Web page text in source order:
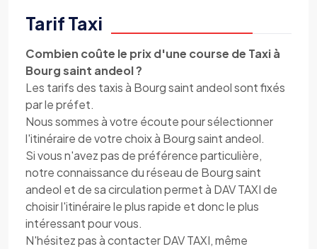
Tarif Taxi
Combien coûte le prix d'une course de Taxi à
Bourg saint andeol ?
Les tarifs des taxis à Bourg saint andeol sont fixés
par le préfet.
Nous sommes à votre écoute pour sélectionner
l'itinéraire de votre choix à Bourg saint andeol.
Si vous n'avez pas de préférence particulière,
notre connaissance du réseau de Bourg saint
andeol et de sa circulation permet à DAV TAXI de
choisir l'itinéraire le plus rapide et donc le plus
intéressant pour vous.
N'hésitez pas à contacter DAV TAXI, même